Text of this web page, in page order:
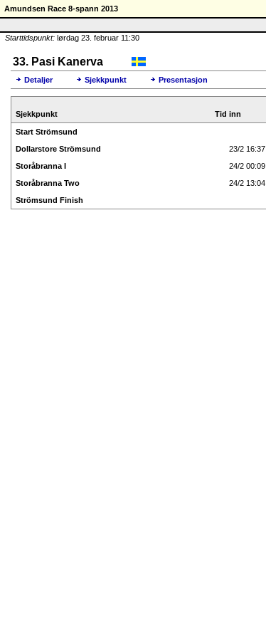
Amundsen Race 8-spann 2013
Starttidspunkt: lørdag 23. februar 11:30
33. Pasi Kanerva
Detaljer Sjekkpunkt Presentasjon
Sjekkpunkt Tid inn
Start Strömsund
Dollarstore Strömsund
23/2 16:37
Storåbranna I
24/2 00:09
Storåbranna Two
24/2 13:04
Strömsund Finish